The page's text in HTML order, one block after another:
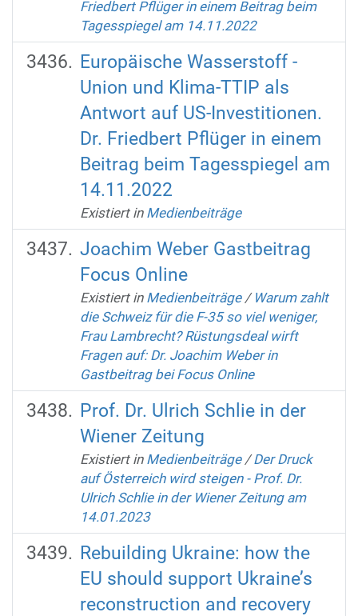
Friedbert Pflüger in einem Beitrag beim
Tagesspiegel am 14.11.2022
Europäische Wasserstoff -
Union und Klima-TTIP als
Antwort auf US-Investitionen.
Dr. Friedbert Pflüger in einem
Beitrag beim Tagesspiegel am
14.11.2022
Existiert in Medienbeiträge
Joachim Weber Gastbeitrag
Focus Online
Existiert in Medienbeiträge / Warum zahlt
die Schweiz für die F-35 so viel weniger,
Frau Lambrecht? Rüstungsdeal wirft
Fragen auf: Dr. Joachim Weber in
Gastbeitrag bei Focus Online
Prof. Dr. Ulrich Schlie in der
Wiener Zeitung
Existiert in Medienbeiträge /Der Druck
auf Österreich wird steigen - Prof. Dr.
Ulrich Schlie in der Wiener Zeitung am
14.01.2023
Rebuilding Ukraine: how the
EU should support Ukraine’s
reconstruction and recovery